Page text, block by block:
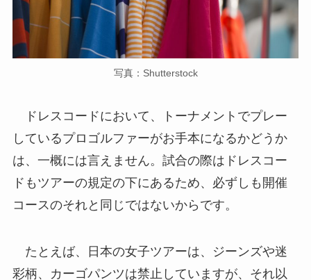
写真：Shutterstock
ドレスコードにおいて、トーナメントでプレー
しているプロゴルファーがお手本になるかどうか
は、一概には言えません。試合の際はドレスコー
ドもツアーの規定の下にあるため、必ずしも開催
コースのそれと同じではないからです。
たとえば、日本の女子ツアーは、ジーンズや迷
彩柄、カーゴパンツは禁止していますが、それ以